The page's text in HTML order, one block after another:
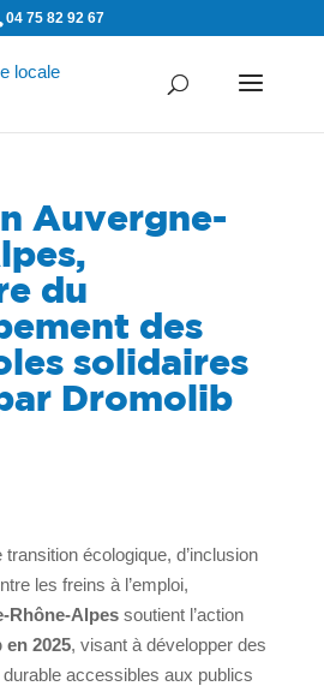
04 75 82 92 67
Auvergne-
du
des
solidaires
Dromolib
écologique, d’inclusion
les freins à l’emploi,
Rhône-Alpessoutient l’action
2025, visant à développer des
accessibles aux publics